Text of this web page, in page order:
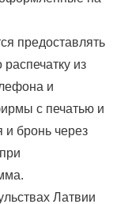
предоставлять
из
и
с печатью и
и бронь через
Латвии